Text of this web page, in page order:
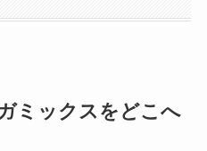
ミックスをどこへ